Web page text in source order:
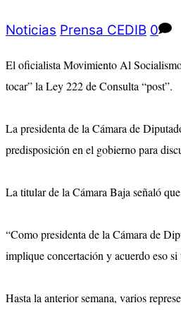
Noticias Prensa CEDIB 0
El oficialista Movimiento Al
tocar” la Ley 222 de Consulta “post”.
La presidenta de la Cámara de
predisposición en el gobierno para
La titular de la Cámara Baja señaló
“Como presidenta de la Cámara de
implique concertación y acuerdo eso si
Hasta la anterior semana, varios